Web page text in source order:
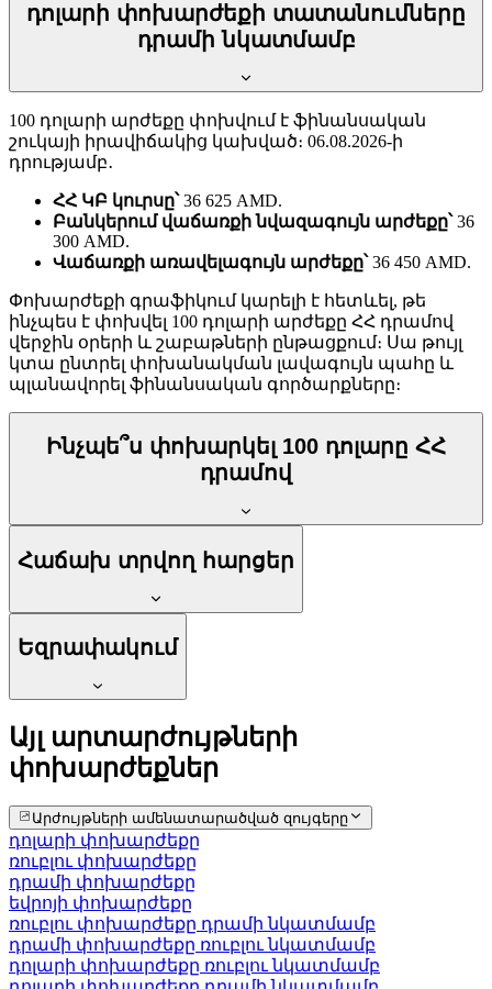
դոլարի փոխարժեքի տատանումները
դրամի նկատմամբ
100 դոլարի արժեքը փոխվում է ֆինանսական
շուկայի իրավիճակից կախված։ 06.08.2026-ի
դրությամբ․
ՀՀ ԿԲ կուրսը՝36 625 AMD.
Բանկերում վաճառքի նվազագույն արժեքը՝36
300 AMD.
Վաճառքի առավելագույն արժեքը՝36 450 AMD.
Փոխարժեքի գրաֆիկում կարելի է հետևել, թե
ինչպես է փոխվել 100 դոլարի արժեքը ՀՀ դրամով
վերջին օրերի և շաբաթների ընթացքում։ Սա թույլ
կտա ընտրել փոխանակման լավագույն պահը և
պլանավորել ֆինանսական գործարքները։
Ինչպե՞ս փոխարկել 100 դոլարը ՀՀ
դրամով
Հաճախ տրվող հարցեր
Եզրափակում
Այլ արտարժույթների
փոխարժեքներ
Արժույթների ամենատարածված զույգերը
դոլարի փոխարժեքը
ռուբլու փոխարժեքը
դրամի փոխարժեքը
եվրոյի փոխարժեքը
ռուբլու փոխարժեքը դրամի նկատմամբ
դրամի փոխարժեքը ռուբլու նկատմամբ
դոլարի փոխարժեքը ռուբլու նկատմամբ